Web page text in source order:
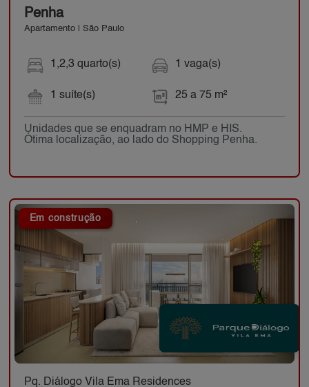
Penha
Apartamento | São Paulo
1,2,3 quarto(s)
1 suíte(s)
1 vaga(s)
25 a 75 m²
Unidades que se enquadram no HMP e HIS.
Ótima localização, ao lado do Shopping Penha.
Em construção
Pq. Diálogo Vila Ema Residences